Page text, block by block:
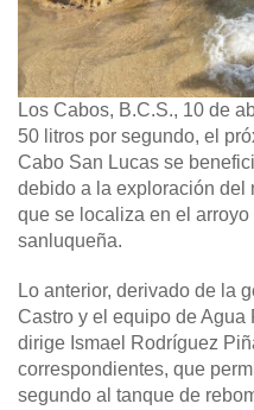
Los Cabos, B.C.S., 10 de
50 litros por segundo, el
Cabo San Lucas se
debido a la exploración del
que se localiza en el
sanluqueña.
Lo anterior, derivado de la
Castro y el equipo de
dirige Ismael Rodríguez
correspondientes, que
segundo al tanque de